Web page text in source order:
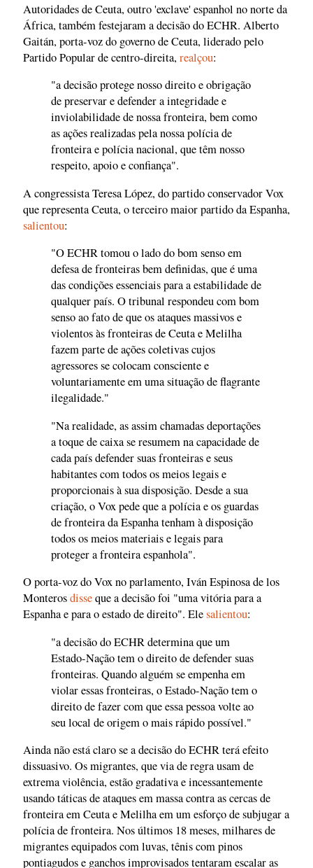
Autoridades de Ceuta, outro 'exclave' espanhol no norte da
África, também festejaram a decisão do ECHR. Alberto
Gaitán, porta-voz do governo de Ceuta, liderado pelo
Partido Popular de centro-direita,realçou:
"a decisão protege nosso direito e obrigação
de preservar e defender a integridade e
inviolabilidade de nossa fronteira, bem como
as ações realizadas pela nossa polícia de
fronteira e polícia nacional, que têm nosso
respeito, apoio e confiança".
A congressista Teresa López, do partido conservador Vox
que representa Ceuta, o terceiro maior partido da Espanha,
salientou:
"O ECHR tomou o lado do bom senso em
defesa de fronteiras bem definidas, que é uma
das condições essenciais para a estabilidade de
qualquer país. O tribunal respondeu com bom
senso ao fato de que os ataques massivos e
violentos às fronteiras de Ceuta e Melilha
fazem parte de ações coletivas cujos
agressores se colocam consciente e
voluntariamente em uma situação de flagrante
ilegalidade."
"Na realidade, as assim chamadas deportações
a toque de caixa se resumem na capacidade de
cada país defender suas fronteiras e seus
habitantes com todos os meios legais e
proporcionais à sua disposição. Desde a sua
criação, o Vox pede que a polícia e os guardas
de fronteira da Espanha tenham à disposição
todos os meios materiais e legais para
proteger a fronteira espanhola".
O porta-voz do Vox no parlamento, Iván Espinosa de los
Monterosdisseque a decisão foi "uma vitória para a
Espanha e para o estado de direito". Elesalientou:
"a decisão do ECHR determina que um
Estado-Nação tem o direito de defender suas
fronteiras. Quando alguém se empenha em
violar essas fronteiras, o Estado-Nação tem o
direito de fazer com que essa pessoa volte ao
seu local de origem o mais rápido possível."
Ainda não está claro se a decisão do ECHR terá efeito
dissuasivo. Os migrantes, que via de regra usam de
extrema violência, estão gradativa e incessantemente
usando táticas de ataques em massa contra as cercas de
fronteira em Ceuta e Melilha em um esforço de subjugar a
polícia de fronteira. Nos últimos 18 meses, milhares de
migrantes equipados com luvas, tênis com pinos
pontiagudos e ganchos improvisados tentaram escalar as